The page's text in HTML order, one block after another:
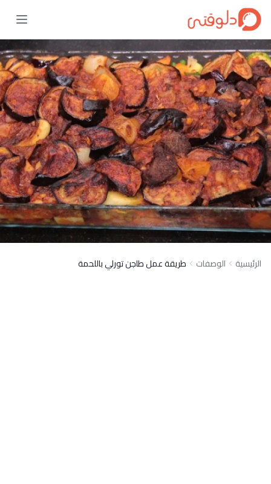
الرئيسية الوصفات طريقة عمل طاجن تورلي باللحمة